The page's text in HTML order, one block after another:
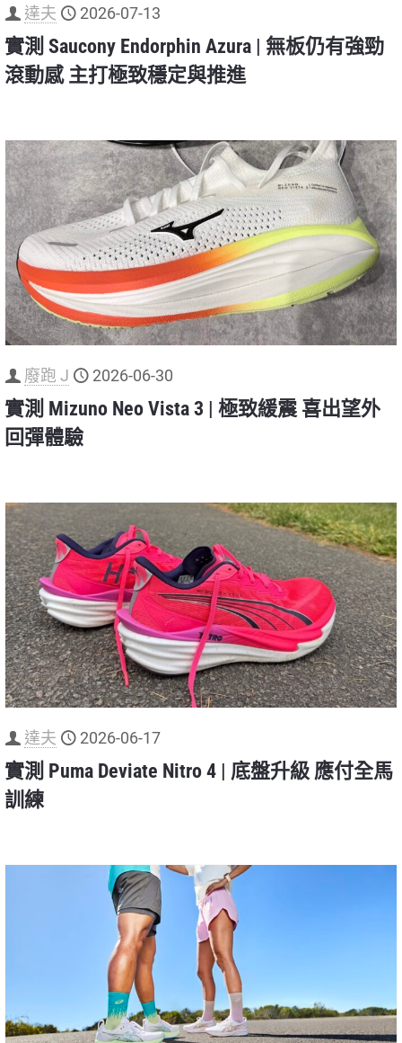
達夫 2026-07-13
實測 Saucony Endorphin Azura | 無板仍有強勁
滾動感 主打極致穩定與推進
廢跑 J 2026-06-30
實測 Mizuno Neo Vista 3 | 極致緩震 喜出望外
回彈體驗
達夫 2026-06-17
實測 Puma Deviate Nitro 4 | 底盤升級 應付全馬
訓練